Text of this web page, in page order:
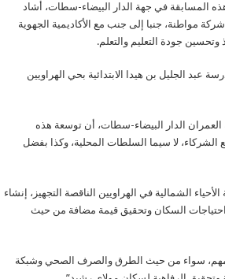
المسابقة في جهة الدار البيضاء-سطات، أشاد
مواطنة، جنبا إلى جنب مع الأكاديمية الجهوية
جودة التعليم والتعلم.
عبد الجليل بن هيدا الابتدائية بحي الهراويين
الدار البيضاء-سطات، أن توسعة هذه
لا سيما السلطات المحلية، وكذا بفضل
الشمالية في الهراويين الناقصة التجهيز، إنشاء
السكان وتحقيق قيمة مضافة من حيث
مهم، سواء من حيث الطرق والصرف الصحي وشبكة